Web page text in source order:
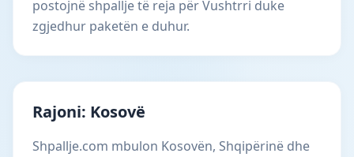
postojnë shpallje të reja për Vushtrri duke
zgjedhur paketën e duhur.
Rajoni: Kosovë
Shpallje.com mbulon Kosovën, Shqipërinë dhe